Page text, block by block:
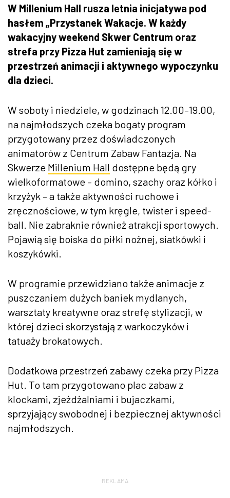
W Millenium Hall rusza letnia inicjatywa pod
hasłem „Przystanek Wakacje. W każdy
wakacyjny weekend Skwer Centrum oraz
strefa przy Pizza Hut zamieniają się w
przestrzeń animacji i aktywnego wypoczynku
dla dzieci.
W soboty i niedziele, w godzinach 12.00–19.00,
na najmłodszych czeka bogaty program
przygotowany przez doświadczonych
animatorów z Centrum Zabaw Fantazja. Na
Skwerze Millenium Hall dostępne będą gry
wielkoformatowe – domino, szachy oraz kółko i
krzyżyk – a także aktywności ruchowe i
zręcznościowe, w tym kręgle, twister i speed-
ball. Nie zabraknie również atrakcji sportowych.
Pojawią się boiska do piłki nożnej, siatkówki i
koszykówki.
W programie przewidziano także animacje z
puszczaniem dużych baniek mydlanych,
warsztaty kreatywne oraz strefę stylizacji, w
której dzieci skorzystają z warkoczyków i
tatuaży brokatowych.
Dodatkowa przestrzeń zabawy czeka przy Pizza
Hut. To tam przygotowano plac zabaw z
klockami, zjeżdżalniami i bujaczkami,
sprzyjający swobodnej i bezpiecznej aktywności
najmłodszych.
REKLAMA